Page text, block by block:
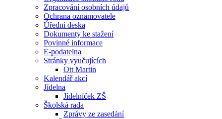
Zpracování osobních údajů
Ochrana oznamovatele
Úřední deska
Dokumenty ke stažení
Povinné informace
E-podatelna
Stránky vyučujících
Ott Martin
Kalendář akcí
Jídelna
Jídelníček ZŠ
Školská rada
Zprávy ze zasedání